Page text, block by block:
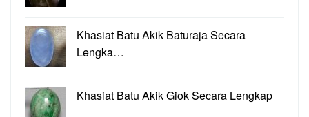
Khasiat Batu Akik Baturaja Secara
Lengka…
Khasiat Batu Akik Giok Secara Lengkap